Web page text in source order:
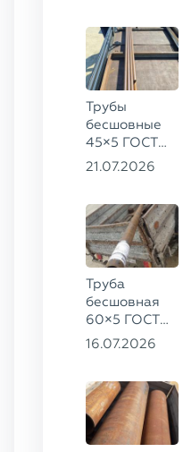
Трубы
бесшовные
45×5 ГОСТ
8734-75, ст.
21.07.2026
Труба
бесшовная
60×5 ГОСТ
8732-78, ст.
16.07.2026